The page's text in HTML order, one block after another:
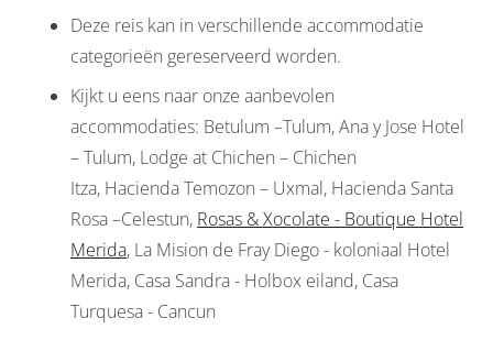
Deze reis kan in verschillende accommodatie
categorieën gereserveerd worden.
Kijkt u eens naar onze aanbevolen
accommodaties: Betulum –Tulum, Ana y Jose Hotel
– Tulum, Lodge at Chichen – Chichen
Itza, Hacienda Temozon – Uxmal, Hacienda Santa
Rosa –Celestun, Rosas & Xocolate - Boutique Hotel
Merida, La Mision de Fray Diego - koloniaal Hotel
Merida, Casa Sandra - Holbox eiland, Casa
Turquesa - Cancun